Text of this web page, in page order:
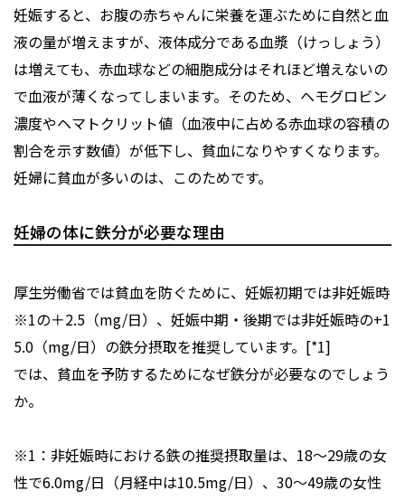
妊娠すると、お腹の赤ちゃんに栄養を運ぶために自然と血
液の量が増えますが、液体成分である血漿（けっしょう）
は増えても、赤血球などの細胞成分はそれほど増えないの
で血液が薄くなってしまいます。そのため、ヘモグロビン
濃度やヘマトクリット値（血液中に占める赤血球の容積の
割合を示す数値）が低下し、貧血になりやすくなります。
妊婦に貧血が多いのは、このためです。
妊婦の体に鉄分が必要な理由
厚生労働省では貧血を防ぐために、妊娠初期では非妊娠時
※1の＋2.5（mg/日）、妊娠中期・後期では非妊娠時の+1
5.0（mg/日）の鉄分摂取を推奨しています。[*1]
では、貧血を予防するためになぜ鉄分が必要なのでしょう
か。
※1：非妊娠時における鉄の推奨摂取量は、18～29歳の女
性で6.0mg/日（月経中は10.5mg/日）、30～49歳の女性